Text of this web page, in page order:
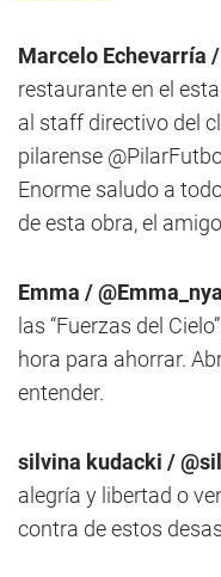
Marcelo Echevarría
restaurante en el
al staff directivo del
pilarense
Enorme saludo a
de esta obra, el
Emma /
las “Fuerzas del
hora para ahorrar.
entender.
silvina kudacki /
alegría y libertad o
contra de estos